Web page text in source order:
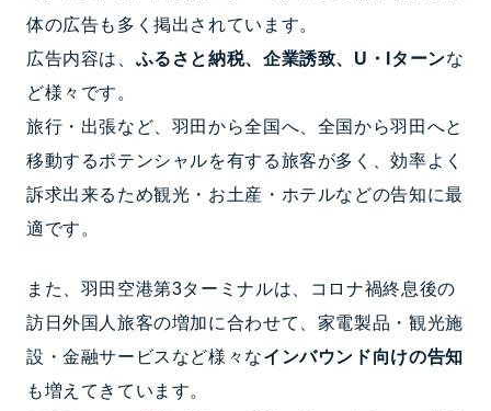
体の広告も多く掲出されています。
広告内容は、 ふるさと納税、企業誘致、U・Iターンな
ど様々です。
旅行・出張など、羽田から全国へ、全国から羽田へと
移動するポテンシャルを有する旅客が多く、効率よく
訴求出来るため観光・お土産・ホテルなどの告知に最
適です。
また、羽田空港第3ターミナルは、コロナ禍終息後の
訪日外国人旅客の増加に合わせて、家電製品・観光施
設・金融サービスなど様々なインバウンド向けの告知
も増えてきています。